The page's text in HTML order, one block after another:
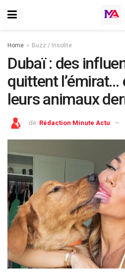
Home Buzz / Insolite
Dubaï : des
quittent l’émirat…
leurs animaux
de: Rédaction Minute Actu